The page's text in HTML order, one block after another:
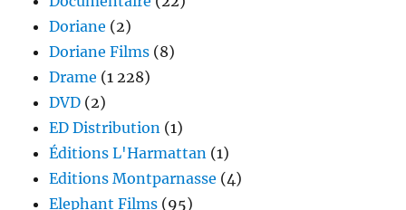
Doriane (2)
Doriane Films (8)
Drame (1 228)
DVD (2)
ED Distribution (1)
Éditions L'Harmattan (1)
Editions Montparnasse (4)
Elephant Films (95)